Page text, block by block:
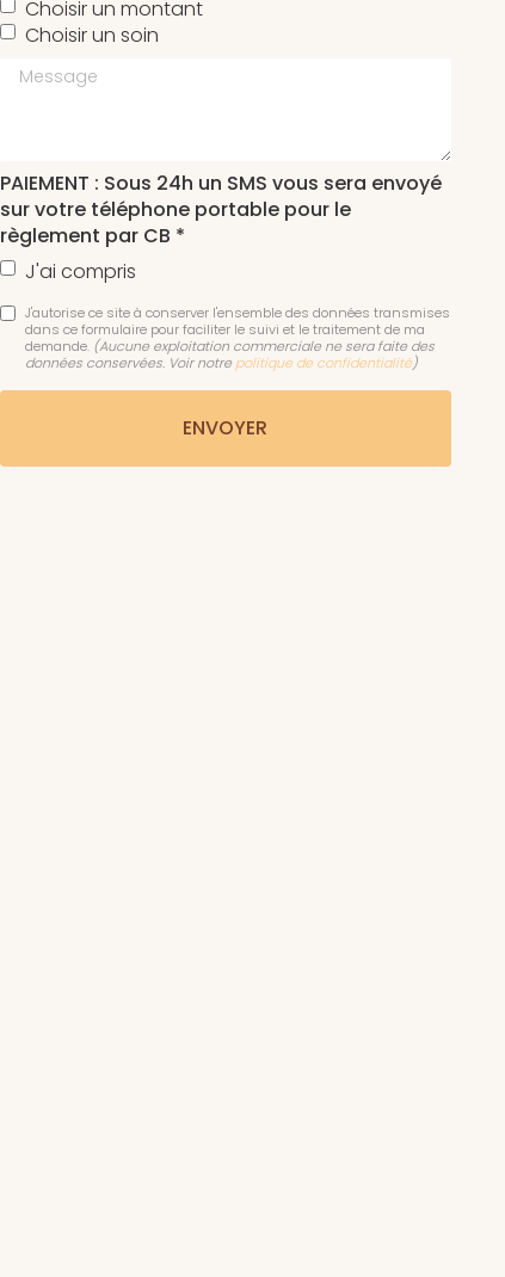
Choisir un montant
Choisir un soin
Message
PAIEMENT : Sous 24h un SMS vous sera envoyé
sur votre téléphone portable pour le
règlement par CB *
J'ai compris
J'autorise ce site à conserver l'ensemble des données transmises
dans ce formulaire pour faciliter le suivi et le traitement de ma
demande. (Aucune exploitation commerciale ne sera faite des
données conservées. Voir notre politique de confidentialité)